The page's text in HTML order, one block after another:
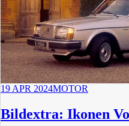
19 APR 2024MOTOR
Bildextra: Ikonen